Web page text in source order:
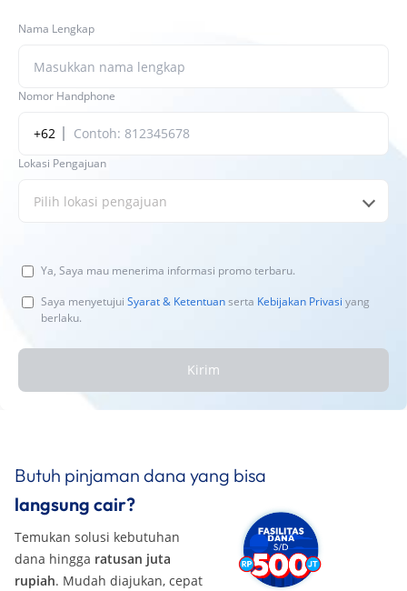
Nama Lengkap
Nomor Handphone
+62
Lokasi Pengajuan
Pilih lokasi pengajuan
Ya, Saya mau menerima informasi promo terbaru.
Saya menyetujui Syarat & Ketentuanserta Kebijakan Privasi yang
berlaku.
Kirim
Butuh pinjaman dana yang bisa
langsung cair?
Temukan solusi kebutuhan
dana hingga ratusan juta
rupiah. Mudah diajukan, cepat